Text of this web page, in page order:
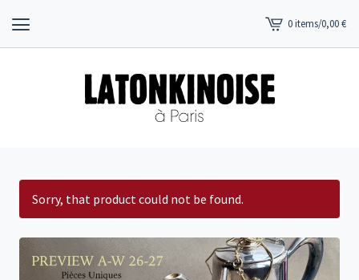
View
cart
0 items/0,00€
Sorry, that product could not be found.